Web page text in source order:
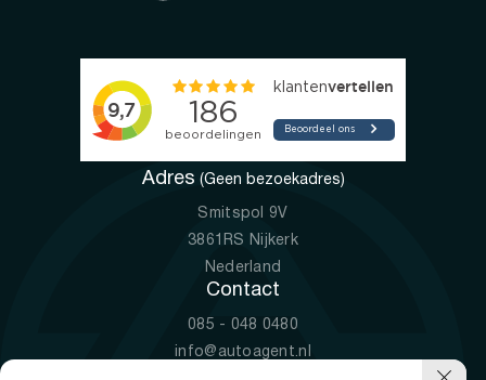
Adres (Geen bezoekadres)
Smitspol 9V
3861RS Nijkerk
Nederland
Contact
085 - 048 0480
info@autoagent.nl